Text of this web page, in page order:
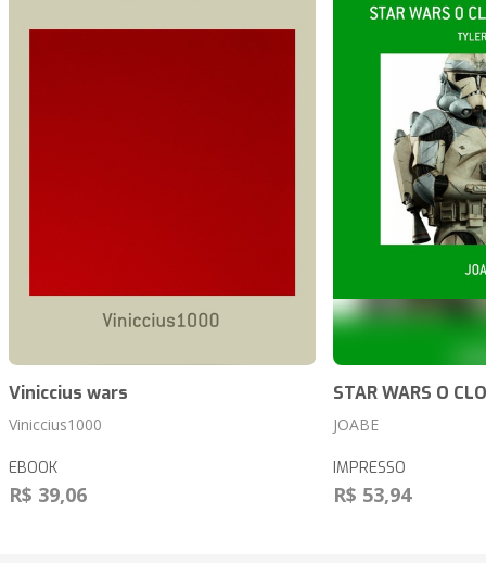
Viniccius wars
Viniccius1000
EBOOK
R$ 39,06
STAR WARS O
JOABE
IMPRESSO
R$ 53,94